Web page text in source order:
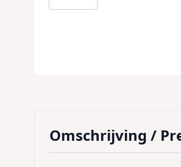
Omschrijving /